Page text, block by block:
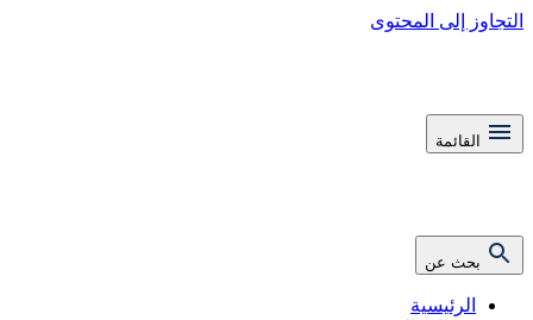
التجاوز إلى المحتوى
القائمة
بحث عن
الرئيسية